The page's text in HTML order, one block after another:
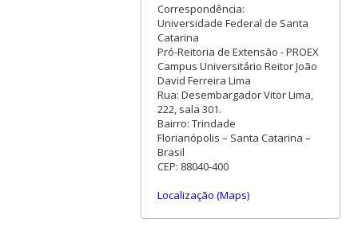
Correspondência:
Universidade Federal de Santa
Catarina
Pró-Reitoria de Extensão - PROEX
Campus Universitário Reitor João
David Ferreira Lima
Rua: Desembargador Vitor Lima,
222, sala 301.
Bairro: Trindade
Florianópolis – Santa Catarina –
Brasil
CEP: 88040-400
Localização (Maps)